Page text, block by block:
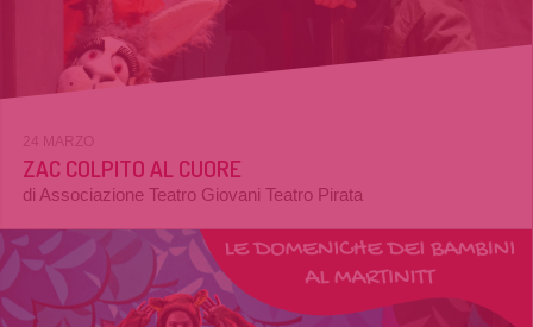
24 MARZO
ZAC COLPITO AL CUORE
di Associazione Teatro Giovani Teatro Pirata